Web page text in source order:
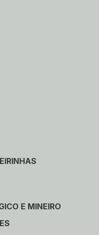
e Mineiro
E MINEIRO